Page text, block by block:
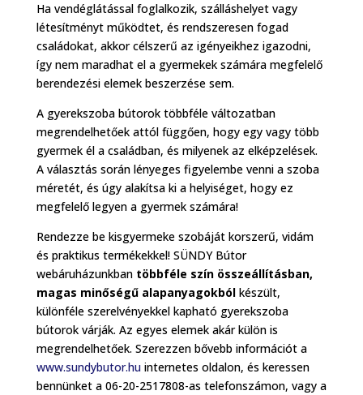
Ha vendéglátással foglalkozik, szálláshelyet vagy
létesítményt működtet, és rendszeresen fogad
családokat, akkor célszerű az igényeikhez igazodni,
így nem maradhat el a gyermekek számára megfelelő
berendezési elemek beszerzése sem.
A gyerekszoba bútorok többféle változatban
megrendelhetőek attól függően, hogy egy vagy több
gyermek él a családban, és milyenek az elképzelések.
A választás során lényeges figyelembe venni a szoba
méretét, és úgy alakítsa ki a helyiséget, hogy ez
megfelelő legyen a gyermek számára!
Rendezze be kisgyermeke szobáját korszerű, vidám
és praktikus termékekkel! SÜNDY Bútor
webáruházunkban többféle szín összeállításban,
magas minőségű alapanyagokból készült,
különféle szerelvényekkel kapható gyerekszoba
bútorok várják. Az egyes elemek akár külön is
megrendelhetőek. Szerezzen bővebb információt a
www.sundybutor.huinternetes oldalon, és keressen
bennünket a 06-20-2517808-as telefonszámon, vagy a